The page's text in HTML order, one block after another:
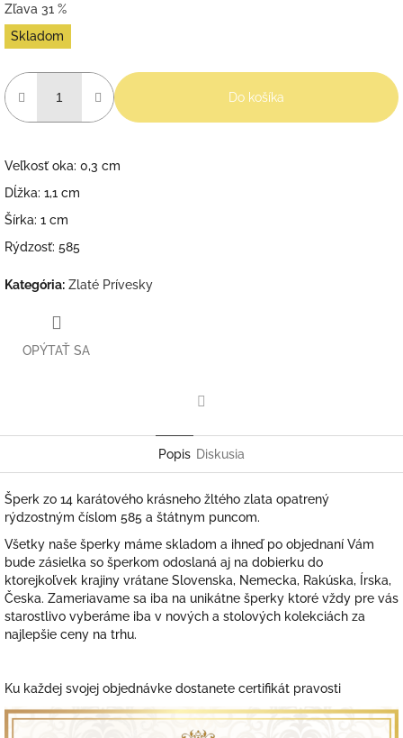
Zľava 31 %
Jednotková
cena:
Skladom
Do košíka
Veľkosť oka: 0,3 cm
Dĺžka: 1,1 cm
Šírka: 1 cm
Rýdzosť: 585
Kategória: Zlaté Prívesky
OPÝTAŤ SA
Popis Diskusia
Šperk zo 14 karátového krásneho žltého zlata opatrený
rýdzostným číslom 585 a štátnym puncom.
Všetky naše šperky máme skladom a ihneď po objednaní Vám
bude zásielka so šperkom odoslaná aj na dobierku do
ktorejkoľvek krajiny vrátane Slovenska, Nemecka, Rakúska, Írska,
Česka. Zameriavame sa iba na unikátne šperky ktoré vždy pre vás
starostlivo vyberáme iba v nových a stolových kolekciách za
najlepšie ceny na trhu.
Ku každej svojej objednávke dostanete certifikát pravosti